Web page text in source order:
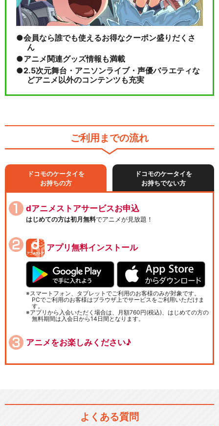
デイズ・ラプ…
閉じる
会員なら誰でも使えるお得なクーポン盛りだくさ
ん
アニメ関連グッズ情報も満載
2.5次元舞台・アニソンライブ・声優バラエティな
どアニメ以外のコンテンツも充実
ご利用までの流れ
ドコモのケータイを
お持ちの方
ドコモのケータイを
お持ちでない方
dアニメストアサービスお申込
はじめての方は初月無料でアニメが見放題！
アプリ無料インストール
スマートフォン、タブレットでご利用のお客様のみが対象です。
PCでご利用のお客様はブラウザ上でサービスをご利用いただけま
す。
アプリから入会いただく場合は、月額760円(税込)、はじめての方の
無料期間は入会日から14日間となります。
アニメをお楽しみください♪
よくある質問